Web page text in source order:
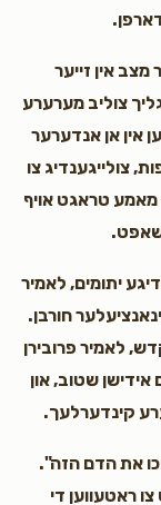
אין זייער
צוליב מערערע
אין אן אנדערער
צולייגענדיג צו
מאמע טראגט אויף
יתומים, לאמיר
חורבן.
לאמיר פרובירן
שטוב, און
קינדערלעך.
את הדם הזה".
ראטעווען די